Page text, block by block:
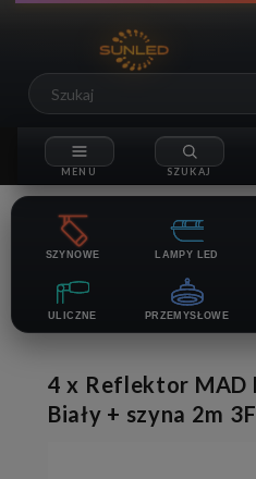
SZYNOWE LAMPY LED
ULICZNE PRZEMYSŁOWE
4 x Reflektor MAD MAX 3F E27
Biały + szyna 2m 3F